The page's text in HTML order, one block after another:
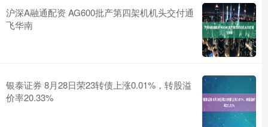
沪深A融通配资 AG600批产第四架机机头交付通
飞华南
银泰证券 8月28日荣23转债上涨0.01%，转股溢
价率20.33%